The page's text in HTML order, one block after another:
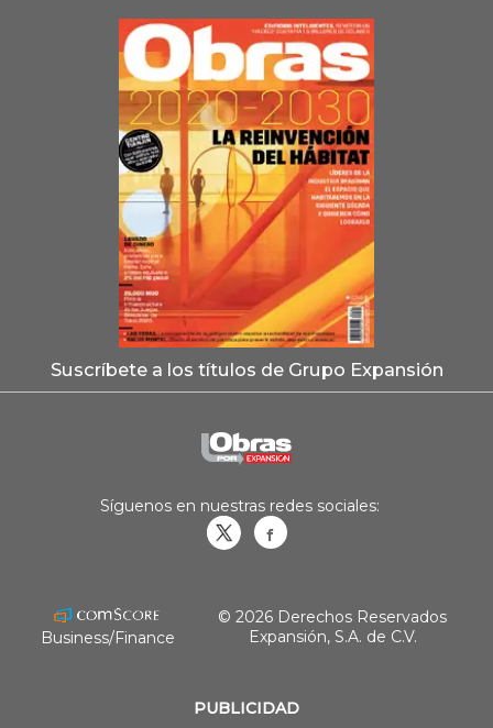
Suscríbete a los títulos de Grupo Expansión
PUBLICIDAD
Síguenos en nuestras redes sociales:
Business/Finance
© 2026 Derechos Reservados
Expansión, S.A. de C.V.